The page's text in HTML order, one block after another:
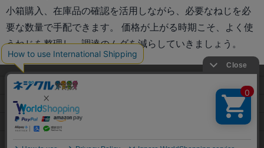
小箱購入、在庫品の確認を活用しながら、必要なねじを必
要な数量で手配できます。 価格が上がる時期こそ、よく使
うねじを整理し、調達のムダを減らしていきましょう。
利用規約
プライバシーポリシー
特定商取引法に基づく表示
当サイトでは利用体験の向上およびコンテンツの最適な提供、ト
ラフィックの分析を目的としてCookieを使用しています。
サイトの閲覧を継続された場合、Cookieの利用に同意したことも
のといたします。
詳細については